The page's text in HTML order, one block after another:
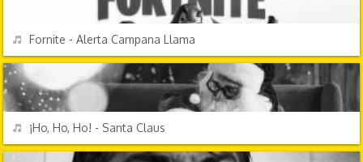
REPRODUCIR
Fornite - Alerta Campana Llama
REPRODUCIR
¡Ho, Ho, Ho! - Santa Claus